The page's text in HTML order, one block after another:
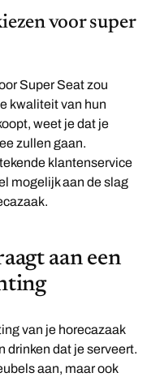
voor super
Super Seat zou
kwaliteit van hun
weet je dat je
zullen gaan.
klantenservice
mogelijk aan de slag
aan een
van je horecazaak
drinken dat je serveert.
aan, maar ook